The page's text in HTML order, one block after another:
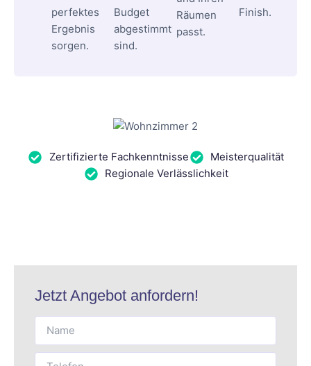
perfektes
Ergebnis
sorgen.
Budget
abgestimmt
sind.
Räumen
passt.
Finish.
Zertifizierte Fachkenntnisse
Meisterqualität
Regionale Verlässlichkeit
Jetzt Angebot anfordern!